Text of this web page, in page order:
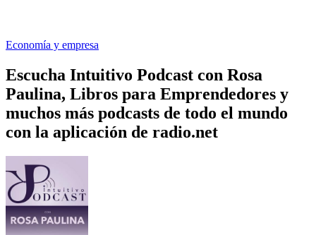
Economía y empresa
Escucha Intuitivo Podcast con Rosa
Paulina, Libros para Emprendedores y
muchos más podcasts de todo el mundo
con la aplicación de radio.net